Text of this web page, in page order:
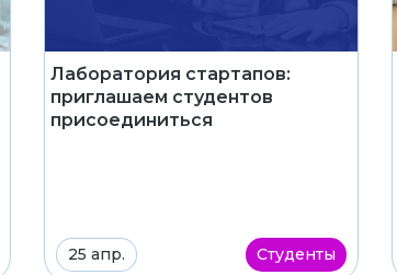
Лаборатория стартапов:
приглашаем студентов
присоединиться
25 апр. Студенты